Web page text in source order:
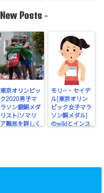
New Posts -
東京オリンピッ
ク2020男子マ
ラソン銀銅メダ
リスト|ソマリ
ア難民を詳しく
モリ―・セイデ
ル[東京オリン
ピック女子マラ
ソン銅メダル]
のwikiとインス